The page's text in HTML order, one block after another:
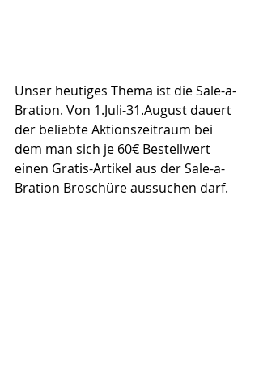
Unser heutiges Thema ist die Sale-a-
Bration. Von 1.Juli-31.August dauert
der beliebte Aktionszeitraum bei
dem man sich je 60€ Bestellwert
einen Gratis-Artikel aus der Sale-a-
Bration Broschüre aussuchen darf.